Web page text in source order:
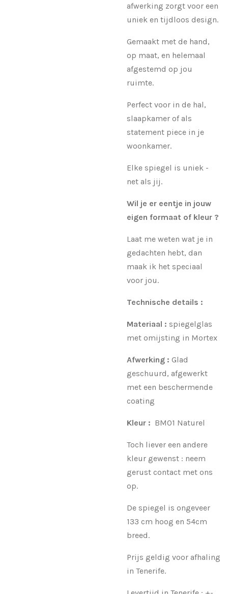
afwerking zorgt voor een
uniek en tijdloos design.
Gemaakt met de hand,
op maat, en helemaal
afgestemd op jou
ruimte.
Perfect voor in de hal,
slaapkamer of als
statement piece in je
woonkamer.
Elke spiegel is uniek -
net als jij.
Wil je er eentje in jouw
eigen formaat of kleur ?
Laat me weten wat je in
gedachten hebt, dan
maak ik het speciaal
voor jou.
Technische details :
Materiaal : spiegelglas
met omijsting in Mortex
Afwerking : Glad
geschuurd, afgewerkt
met een beschermende
coating
Kleur : BM01 Naturel
Toch liever een andere
kleur gewenst : neem
gerust contact met ons
op.
De spiegel is ongeveer
133 cm hoog en 54cm
breed.
Prijs geldig voor afhaling
in Tenerife.